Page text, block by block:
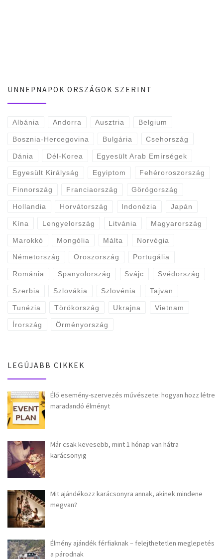
ÜNNEPNAPOK ORSZÁGOK SZERINT
Albánia Andorra Ausztria Belgium
Bosznia-Hercegovina Bulgária Csehország
Dánia Dél-Korea Egyesült Arab Emírségek
Egyesült Királyság Egyiptom Fehéroroszország
Finnország Franciaország Görögország
Hollandia Horvátország Indonézia Japán
Kína Lengyelország Litvánia Magyarország
Marokkó Mongólia Málta Norvégia
Németország Oroszország Portugália
Románia Spanyolország Svájc Svédország
Szerbia Szlovákia Szlovénia Tajvan
Tunézia Törökország Ukrajna Vietnam
Írország Örményország
LEGÚJABB CIKKEK
Élő esemény-szervezés művészete: hogyan hozz létre
maradandó élményt
Már csak kevesebb, mint 1 hónap van hátra
karácsonyig
Mit ajándékozz karácsonyra annak, akinek mindene
megvan?
Élmény ajándék férfiaknak – felejthetetlen meglepetés
a párodnak